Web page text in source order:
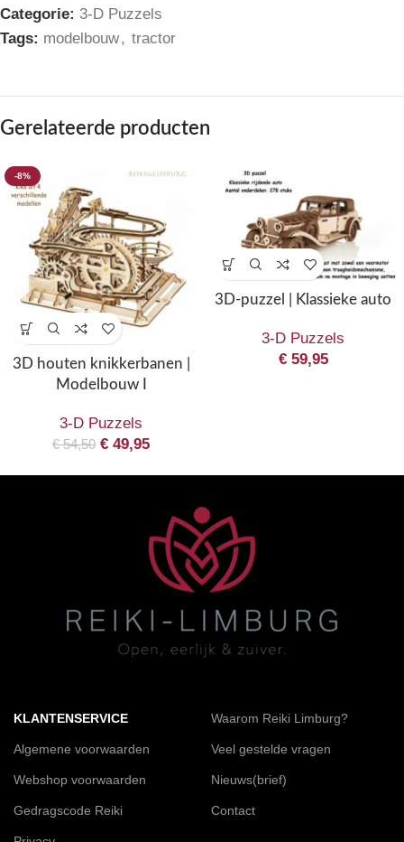
Categorie: 3-D Puzzels
Tags: modelbouw, tractor
Gerelateerde producten
-8%
3D houten knikkerbanen |
Modelbouw I
3-D Puzzels
€54,50 € 49,95
3D-puzzel | Klassieke auto
3-D Puzzels
€59,95
KLANTENSERVICE
Algemene voorwaarden
Webshop voorwaarden
Gedragscode Reiki
Waarom Reiki Limburg?
Veel gestelde vragen
Nieuws(brief)
Contact